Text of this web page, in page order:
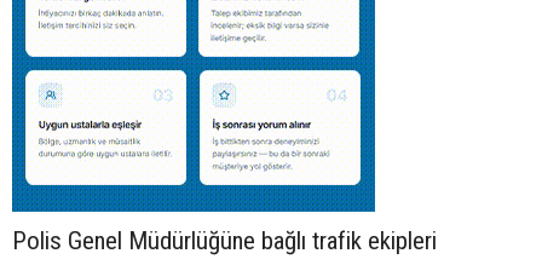
Polis Genel Müdürlüğüne bağlı trafik ekipleri